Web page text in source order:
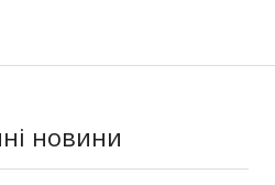
новини